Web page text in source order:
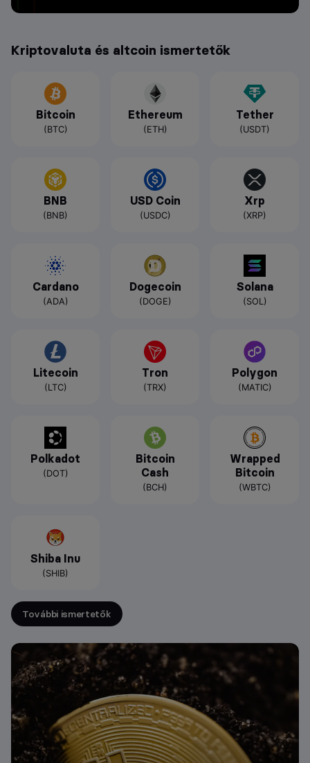
Kriptovaluta és altcoin ismertetők
Bitcoin
(BTC)
Ethereum
(ETH)
Tether
(USDT)
BNB
(BNB)
USD Coin
(USDC)
Xrp
(XRP)
Cardano
(ADA)
Dogecoin
(DOGE)
Solana
(SOL)
Litecoin
(LTC)
Tron
(TRX)
Polygon
(MATIC)
Polkadot
(DOT)
Bitcoin
Cash
(BCH)
Wrapped
Bitcoin
(WBTC)
Shiba Inu
(SHIB)
További ismertetők